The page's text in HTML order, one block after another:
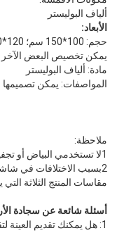
ألياف البوليستر
الأبعاد:
حجم: 100*150 سم؛ 120*160 سم؛ 120*180 سم؛ 40*60 سم؛ 50*80 سم؛ 91*152 سم؛ 122*183 سم، 155*244 سم؛ 80*120 سم؛
يمكن تخصيص البعض الآخر
مادة: ألياف البوليستر
المواصفات: يمكن تصميمها
ملاحظة:
1لا تستخدمي البياض أو تجفيفها.
2بسبب الاختلافات في شاشات الكمبيوتر، قد يكون هناك اختلافات في اللون بين المنتج الفعلي وشاشتك.
مقاسات المنتج الثلاثة التي يتم
أسئلة شائعة عن سجادة
1: هل يمكنك تقديم العينة لتقييم الجودة